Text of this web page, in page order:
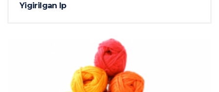
Yigirilgan Ip